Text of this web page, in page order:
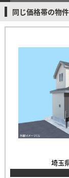
同じ価格帯の物
埼玉